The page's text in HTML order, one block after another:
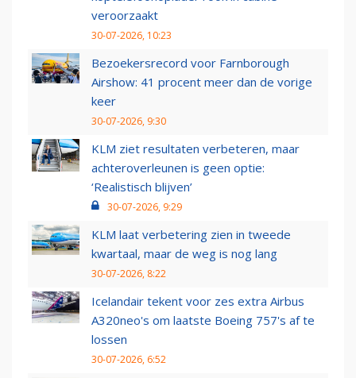
veroorzaakt
30-07-2026, 10:23
Bezoekersrecord voor Farnborough
Airshow: 41 procent meer dan de vorige
keer
30-07-2026, 9:30
KLM ziet resultaten verbeteren, maar
achteroverleunen is geen optie:
‘Realistisch blijven’
30-07-2026, 9:29
KLM laat verbetering zien in tweede
kwartaal, maar de weg is nog lang
30-07-2026, 8:22
Icelandair tekent voor zes extra Airbus
A320neo's om laatste Boeing 757's af te
lossen
30-07-2026, 6:52